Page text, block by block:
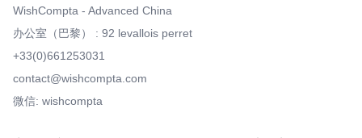
WishCompta - Advanced China
办公室（巴黎） : 92 levallois perret
+33(0)661253031
contact@wishcompta.com
微信: wishcompta